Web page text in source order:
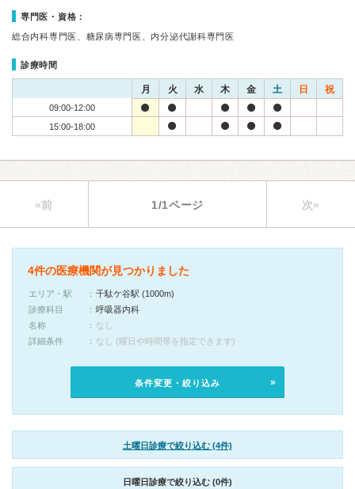
専門医・資格：
総合内科専門医、糖尿病専門医、内分泌代謝科専門医
診療時間
月 火 水 木 金 土 日 祝
09:00-12:00
15:00-18:00
«前 1/1ページ 次»
4件の医療機関が見つかりました
エリア・駅
千駄ケ谷駅 (1000m)
診療科目
呼吸器内科
名称
なし
詳細条件
なし (曜日や時間帯を指定できます)
条件変更・絞り込み
土曜日診療で絞り込む (4件)
日曜日診療で絞り込む (0件)